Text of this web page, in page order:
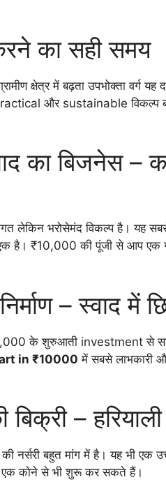
का सही समय
क्षेत्र में बढ़ता उपभोक्ता वर्ग यह
और sustainable विकल्प
का बिजनेस –
लेकिन भरोसेमंद विकल्प है। यह
है। ₹10,000 की पूंजी से आप एक
– स्वाद में
के शुरुआती investment से
in ₹10000 में सबसे लाभकारी
बिक्री –
नर्सरी बहुत मांग में है। यह भी एक
कोने से भी शुरू कर सकते हैं।